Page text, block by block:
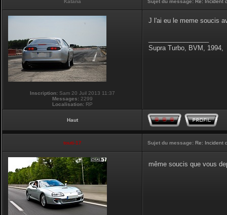
Katana Sujet du message: Re: Incident
Inscription: Sam 20 Juil 2013 11:37
Messages: 2299
Localisation: RP
J l'ai eu le meme soucis
Supra Turbo, BVM, 1994,
Haut
touti-17 Sujet du message: Re: Incident
même soucis que vous